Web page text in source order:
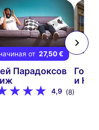
от 27,50 €
Парадоксов
4,9 (8)
и